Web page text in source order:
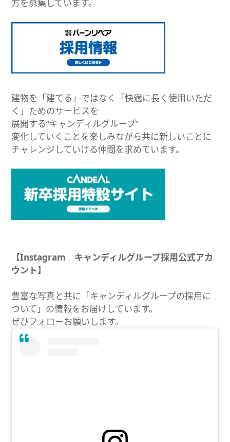
方を募集しています。
建物を「建てる」ではなく「快適に長く使用いただ
く」ためのサービスを
展開する“キャンディルグループ”
変化していくことを楽しみながら共に新しいことに
チャレンジしていける仲間を求めています。
【Instagram キャンディルグループ採用公式アカ
ウント】
豊富な写真と共に「キャンディルグループの採用に
ついて」の情報をお届けしています。
ぜひフォローお願いします。